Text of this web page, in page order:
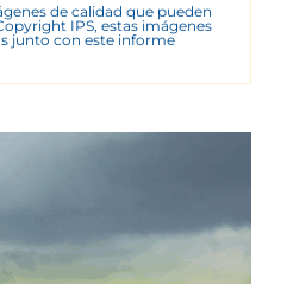
de calidad que pueden
IPS, estas imágenes
junto con este informe